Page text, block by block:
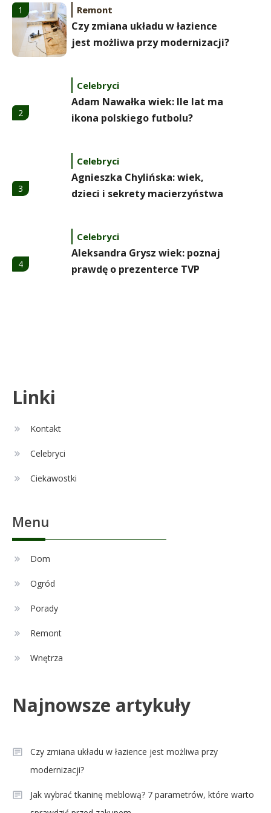
1 Remont
Czy zmiana układu w łazience
jest możliwa przy modernizacji?
2
Celebryci
Adam Nawałka wiek: Ile lat ma
ikona polskiego futbolu?
3
Celebryci
Agnieszka Chylińska: wiek,
dzieci i sekrety macierzyństwa
4
Celebryci
Aleksandra Grysz wiek: poznaj
prawdę o prezenterce TVP
Czy zmiana układu w łazience
Celebryci
Aleksandra Grysz wiek: poznaj
Linki
Kontakt
Celebryci
Ciekawostki
Menu
Dom
Ogród
Porady
Remont
Wnętrza
Najnowsze artykuły
Czy zmiana układu w łazience jest możliwa przy
modernizacji?
Jak wybrać tkaninę meblową? 7 parametrów, które warto